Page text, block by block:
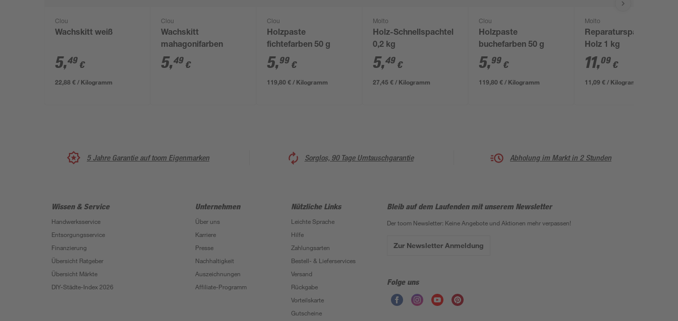
Clou
Wachskitt weiß
5,49 €
22,88 € / Kilogramm
Clou
Wachskitt
mahagonifarben
5,49 €
Clou
Holzpaste
fichtefarben 50 g
5,99 €
119,80 € / Kilogramm
Molto
Holz-Schnellspachtel
0,2 kg
5,49 €
27,45 € / Kilogramm
Clou
Holzpaste
buchefarben 50 g
5,99 €
119,80 € / Kilogramm
Molto
Reparaturspachtel für
Holz 1 kg
11,09 €
11,09 € / Kilogramm
5 Jahre Garantie auf toom Eigenmarken Sorglos, 90 Tage Umtauschgarantie Abholung im Markt in 2 Stunden
Wissen & Service
Handwerksservice
Entsorgungsservice
Finanzierung
Übersicht Ratgeber
Übersicht Märkte
DIY-Städte-Index 2026
Unternehmen
Über uns
Karriere
Presse
Nachhaltigkeit
Auszeichnungen
Affiliate-Programm
Nützliche Links
Leichte Sprache
Hilfe
Zahlungsarten
Bestell- & Lieferservices
Versand
Rückgabe
Vorteilskarte
Gutscheine
Bleib auf dem Laufenden mit unserem Newsletter
Der toom Newsletter: Keine Angebote und Aktionen mehr verpassen!
Zur Newsletter Anmeldung
Folge uns